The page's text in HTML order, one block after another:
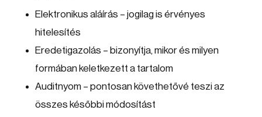
Elektronikus aláírás – jogilag is érvényes
hitelesítés
Eredetigazolás – bizonyítja, mikor és milyen
formában keletkezett a tartalom
Auditnyom – pontosan követhetővé teszi az
összes későbbi módosítást